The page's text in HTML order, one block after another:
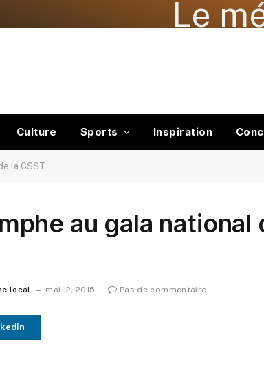
Le
Culture Sports Inspiration
la CSST
au gala national
local mai 12, 2015 Pas de commentaire